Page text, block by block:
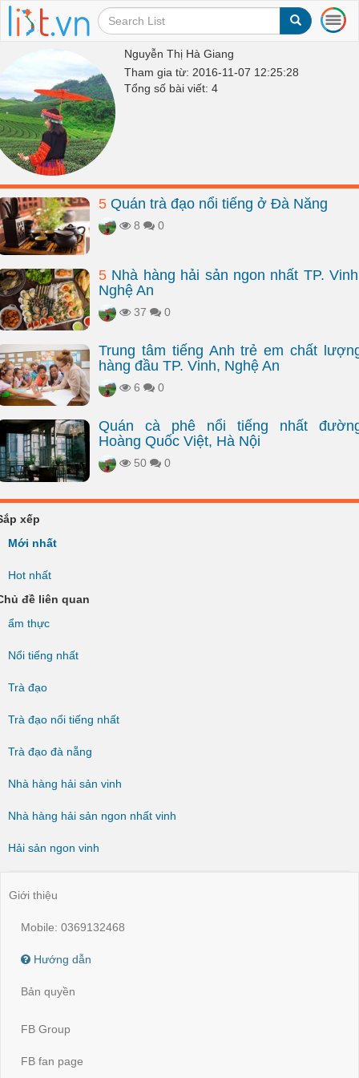
T
o
a
t
Nguyễn Thị Hà Giang
Tham gia từ: 2016-11-07 12:25:28
Tổng số bài viết: 4
5 Quán trà đạo nổi tiếng ở Đà Nẵng
8 0
5 Nhà hàng hải sản ngon nhất TP.
Nghệ An
37 0
Trung tâm tiếng Anh trẻ em chất
hàng đầu TP. Vinh, Nghệ An
6 0
Quán cà phê nổi tiếng nhất
Hoàng Quốc Việt, Hà Nội
50 0
xếp
Mới nhất
Hot nhất
đề liên quan
ẩm thực
Nổi tiếng nhất
Trà đạo
Trà đạo nổi tiếng nhất
Trà đạo đà nẵng
Nhà hàng hải sản vinh
Nhà hàng hải sản ngon nhất vinh
Hải sản ngon vinh
Giới thiệu
Mobile: 0369132468
Hướng dẫn
Bản quyền
FB Group
FB fan page